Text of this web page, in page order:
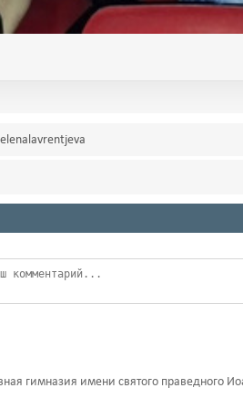
elenalavrentjeva
гимназия имени святого праведного